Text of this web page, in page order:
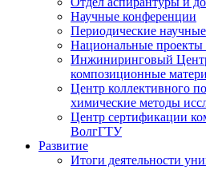
Научные конференции
Периодические
Национальные проекты
Инжиниринговый
композиционные
Центр коллективного
химические методы
Центр сертификации
ВолгГТУ
Развитие
Итоги деятельности